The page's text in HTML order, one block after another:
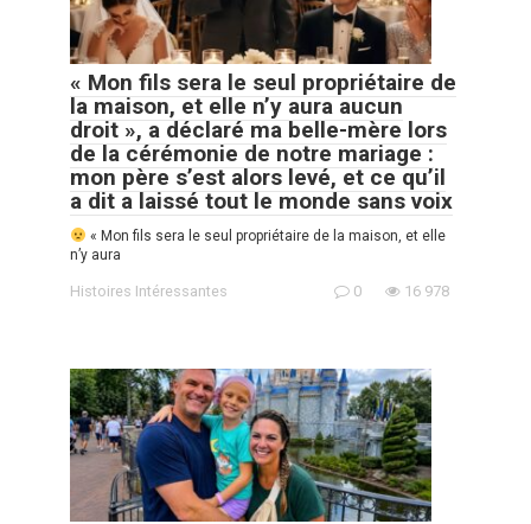
« Mon fils sera le seul propriétaire de
la maison, et elle n’y aura aucun
droit », a déclaré ma belle-mère lors
de la cérémonie de notre mariage :
mon père s’est alors levé, et ce qu’il
a dit a laissé tout le monde sans voix
« Mon fils sera le seul propriétaire de la maison, et elle
n’y aura
Histoires Intéressantes 0 16 978